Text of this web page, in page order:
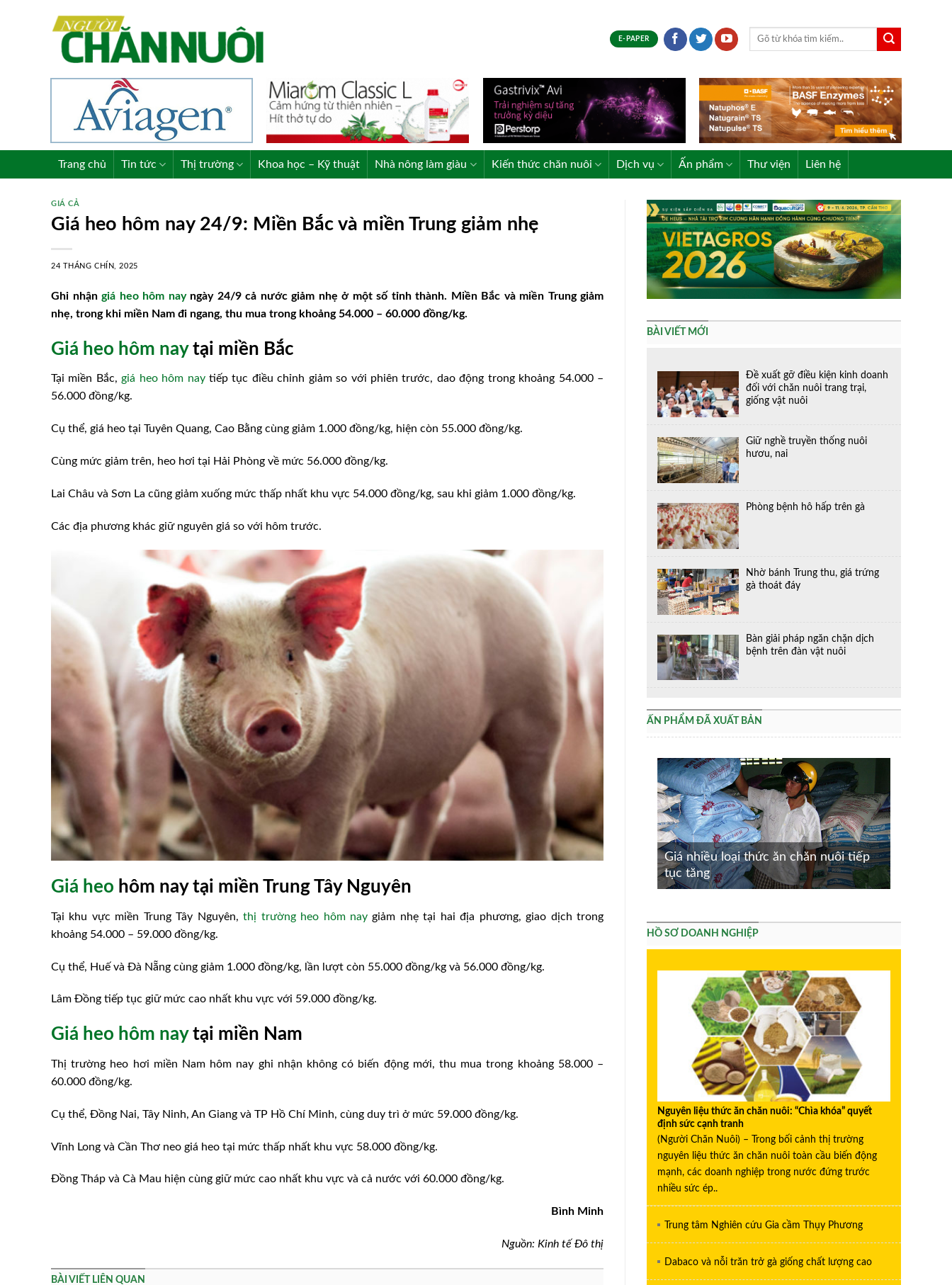
E-PAPER
Trang chủ Tin tức Thị trường Khoa học – Kỹ thuật Nhà nông làm giàu Kiến thức chăn nuôi Dịch vụ Ấn phẩm Thư viện Liên hệ
GIÁ CẢ
Giá heo hôm nay 24/9: Miền Bắc và miền Trung giảm nhẹ
24 THÁNG CHÍN, 2025
Ghi nhận giá heo hôm nayngày 24/9 cả nước giảm nhẹ ở một số tỉnh thành. Miền Bắc và miền Trung giảm
nhẹ, trong khi miền Nam đi ngang, thu mua trong khoảng 54.000 – 60.000 đồng/kg.
Giá heo hôm naytại miền Bắc
Tại miền Bắc,giá heo hôm naytiếp tục điều chỉnh giảm so với phiên trước, dao động trong khoảng 54.000 –
56.000 đồng/kg.
Cụ thể, giá heo tại Tuyên Quang, Cao Bằng cùng giảm 1.000 đồng/kg, hiện còn 55.000 đồng/kg.
Cùng mức giảm trên, heo hơi tại Hải Phòng về mức 56.000 đồng/kg.
Lai Châu và Sơn La cũng giảm xuống mức thấp nhất khu vực 54.000 đồng/kg, sau khi giảm 1.000 đồng/kg.
Các địa phương khác giữ nguyên giá so với hôm trước.
Giá heo hôm nay tại miền Trung Tây Nguyên
Tại khu vực miền Trung Tây Nguyên,thị trường heo hôm naygiảm nhẹ tại hai địa phương, giao dịch trong
khoảng 54.000 – 59.000 đồng/kg.
Cụ thể, Huế và Đà Nẵng cùng giảm 1.000 đồng/kg, lần lượt còn 55.000 đồng/kg và 56.000 đồng/kg.
Lâm Đồng tiếp tục giữ mức cao nhất khu vực với 59.000 đồng/kg.
Giá heo hôm naytại miền Nam
Thị trường heo hơi miền Nam hôm nay ghi nhận không có biến động mới, thu mua trong khoảng 58.000 –
60.000 đồng/kg.
Cụ thể, Đồng Nai, Tây Ninh, An Giang và TP Hồ Chí Minh, cùng duy trì ở mức 59.000 đồng/kg.
Vĩnh Long và Cần Thơ neo giá heo tại mức thấp nhất khu vực 58.000 đồng/kg.
Đồng Tháp và Cà Mau hiện cùng giữ mức cao nhất khu vực và cả nước với 60.000 đồng/kg.
Bình Minh
Nguồn: Kinh tế Đô thị
BÀI VIẾT LIÊN QUAN
BÀI VIẾT MỚI
Đề xuất gỡ điều kiện kinh doanh
đối với chăn nuôi trang trại,
giống vật nuôi
Giữ nghề truyền thống nuôi
hươu, nai
Phòng bệnh hô hấp trên gà
Nhờ bánh Trung thu, giá trứng
gà thoát đáy
Bàn giải pháp ngăn chặn dịch
bệnh trên đàn vật nuôi
ẤN PHẨM ĐÃ XUẤT BẢN
Giá nhiều loại thức ăn chăn nuôi tiếp
tục tăng
hơi 9 tháng tăng
Phòng bệnh thiếu máu truyền nhiễm
Thanh niên 9X Nghệ An chia sẻ nghề
nuôi thỏ New Zealand trong nhà điều
HỒ SƠ DOANH NGHIỆP
Nguyên liệu thức ăn chăn nuôi: “Chìa khóa” quyết
định sức cạnh tranh
(Người Chăn Nuôi) – Trong bối cảnh thị trường
nguyên liệu thức ăn chăn nuôi toàn cầu biến động
mạnh, các doanh nghiệp trong nước đứng trước
nhiều sức ép..
Trung tâm Nghiên cứu Gia cầm Thụy Phương
Dabaco và nỗi trăn trở gà giống chất lượng cao